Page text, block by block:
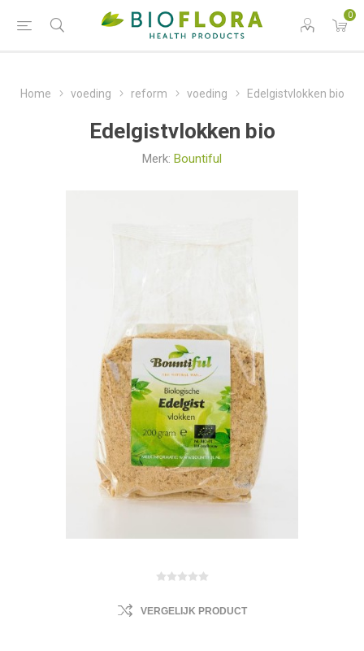
0
Home voeding reform voeding Edelgistvlokken bio
Edelgistvlokken bio
Merk: Bountiful
VERGELIJK PRODUCT